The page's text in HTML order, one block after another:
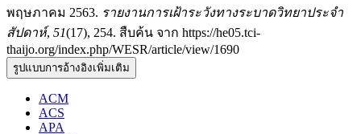
พฤษภาคม 2563. รายงานการเฝ้าระวังทางระบาดวิทยาประจำ
สัปดาห์, 51(17), 254. สืบค้น จาก https://he05.tci-
thaijo.org/index.php/WESR/article/view/1690
รูปแบบการอ้างอิงเพิ่มเติม
ACM
ACS
APA